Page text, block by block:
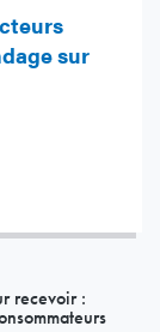
sur
recevoir :